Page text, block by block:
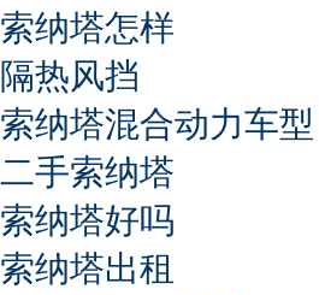
索纳塔怎样
隔热风挡
索纳塔混合动力车型
二手索纳塔
索纳塔好吗
索纳塔出租